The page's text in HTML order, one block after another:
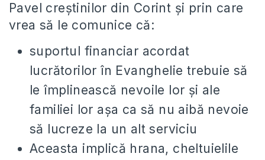
Pavel creştinilor din Corint şi prin care
vrea să le comunice că:
suportul financiar acordat
lucrătorilor în Evanghelie trebuie să
le împlinească nevoile lor şi ale
familiei lor aşa ca să nu aibă nevoie
să lucreze la un alt serviciu
Aceasta implică hrana, cheltuielile